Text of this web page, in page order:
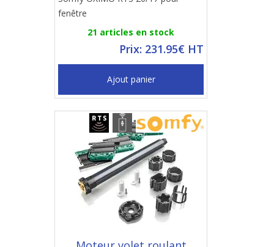
fenêtre
21 articles en stock
Prix: 231.95€ HT
Ajout panier